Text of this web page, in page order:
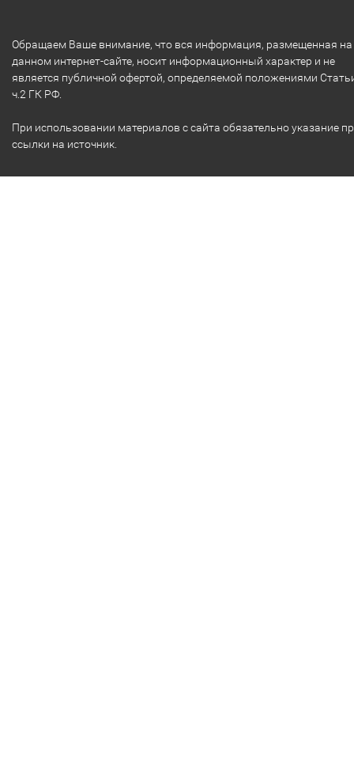
Обращаем Ваше внимание, что вся информация, размещенная на
данном интернет-сайте, носит информационный характер и не
является публичной офертой, определяемой положениями
ч.2 ГК РФ.
При использовании материалов с сайта обязательно указание
ссылки на источник.